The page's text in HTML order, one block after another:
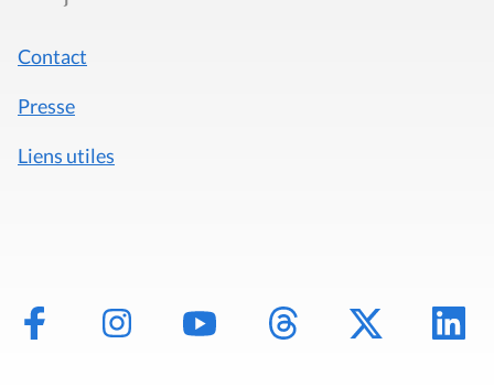
Contact
Presse
Liens utiles